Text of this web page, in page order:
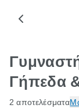
Γήπεδα
2 αποτελέσματα